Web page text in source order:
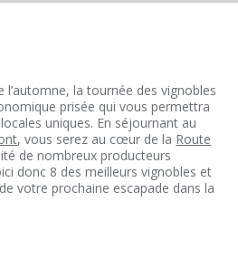
la tournée des vignobles
prisée qui vous permettra
uniques. En séjournant au
, vous serez au cœur de la Route
de nombreux producteurs
donc 8 des meilleurs vignobles et
votre prochaine escapade dans la